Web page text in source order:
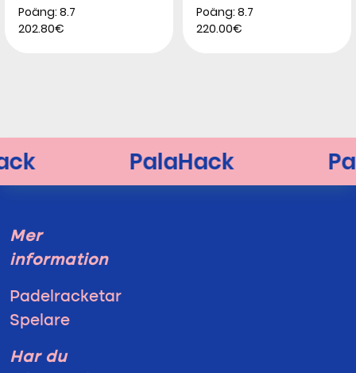
Poäng: 8.7
202.80€
Poäng: 8.7
220.00€
Mer
information
Padelracketar
Spelare
Har du